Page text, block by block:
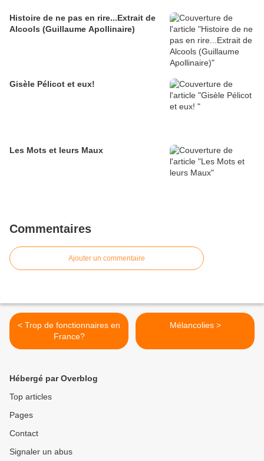
Histoire de ne pas en rire...Extrait de
Alcools (Guillaume Apollinaire)
Gisèle Pélicot et eux!
Les Mots et leurs Maux
Commentaires
Ajouter un commentaire
< Trop de fonctionnaires en
France?
Mélancolies >
Hébergé par Overblog
Top articles
Pages
Contact
Signaler un abus